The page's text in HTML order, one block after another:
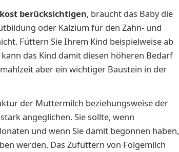
berücksichtigen, braucht das Baby die
oder Kalzium für den Zahn- und
Füttern Sie Ihrem Kind beispielweise ab
das Kind damit diesen höheren Bedarf
aber ein wichtiger Baustein in der
der Muttermilch beziehungsweise der
angeglichen. Sie sollte, wenn
und wenn Sie damit begonnen haben,
werden. Das Zufüttern von Folgemilch